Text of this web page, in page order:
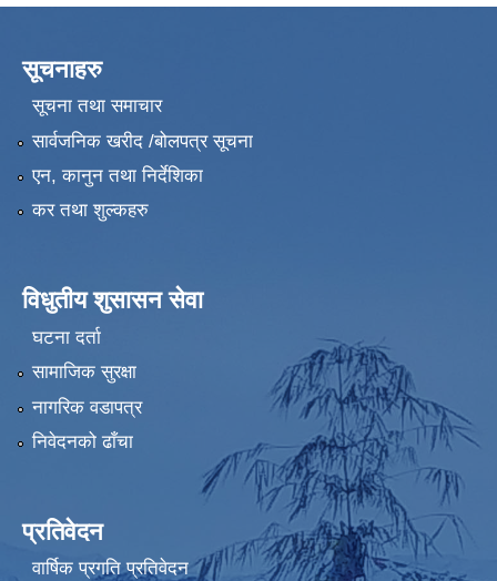
सूचनाहरु
सूचना तथा समाचार
सार्वजनिक खरीद /बोलपत्र सूचना
एन, कानुन तथा निर्देशिका
कर तथा शुल्कहरु
विधुतीय शुसासन सेवा
घटना दर्ता
सामाजिक सुरक्षा
नागरिक वडापत्र
निवेदनको ढाँचा
प्रतिवेदन
वार्षिक प्रगति प्रतिवेदन